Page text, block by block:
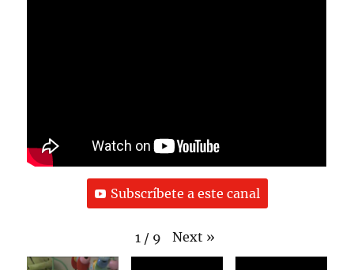
Subscríbete a este canal
1 / 9 Next »